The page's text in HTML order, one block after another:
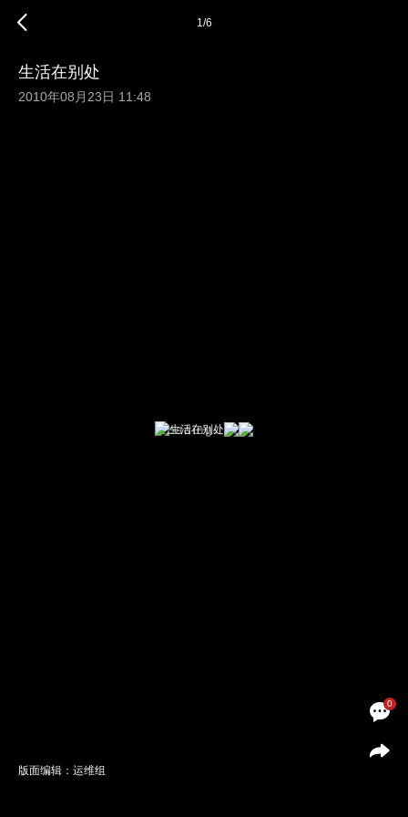
0
1/6
生活在别处
2010年08月23日 11:48
版面编辑：运维组